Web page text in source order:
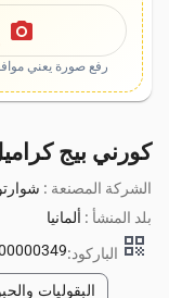
photo_camera
رفع صورة يعني
كورني بيج كراميل ملح
الشركة المصنعة :
بلد المنشأ : ألمانيا
qr_code الباركود:
البقوليات